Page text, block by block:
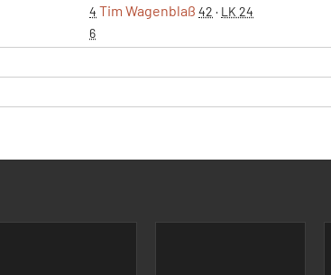
4 Tim Wagenblaß 42 · LK 24
6